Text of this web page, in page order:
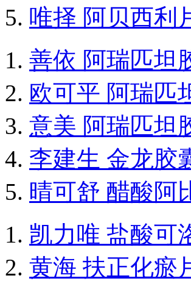
唯择 阿贝西利
善依 阿瑞匹坦
欧可平 阿瑞匹
意美 阿瑞匹坦
李建生 金龙胶
晴可舒 醋酸阿
凯力唯 盐酸可
黄海 扶正化瘀